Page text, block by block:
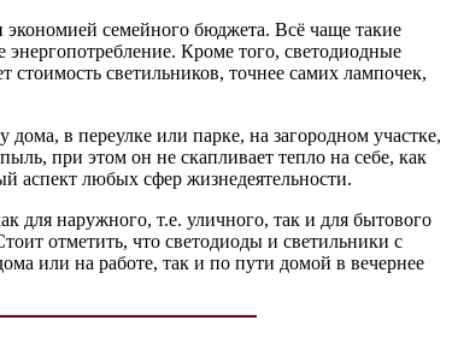
семейного бюджета. Всё чаще такие
Кроме того, светодиодные
светильников, точнее самих лампочек,
в переулке или парке, на загородном участке,
при этом он не скапливает тепло на себе, как
аспект любых сфер жизнедеятельности.
для наружного, т.е. уличного, так и для бытового
отметить, что светодиоды и светильники с
или на работе, так и по пути домой в вечернее